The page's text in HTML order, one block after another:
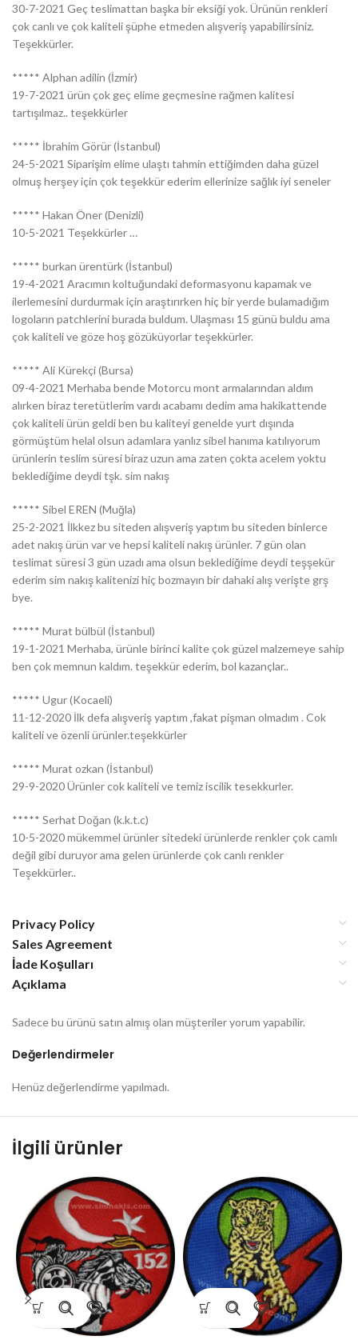
30-7-2021 Geç teslimattan başka bir eksiği yok. Ürünün renkleri
çok canlı ve çok kaliteli şüphe etmeden alışveriş yapabilirsiniz.
Teşekkürler.
***** Alphan adilin (İzmir)
19-7-2021 ürün çok geç elime geçmesine rağmen kalitesi
tartışılmaz.. teşekkürler
***** İbrahim Görür (İstanbul)
24-5-2021 Siparişim elime ulaştı tahmin ettiğimden daha güzel
olmuş herşey için çok teşekkür ederim ellerinize sağlık iyi seneler
***** Hakan Öner (Denizli)
10-5-2021 Teşekkürler …
***** burkan ürentürk (İstanbul)
19-4-2021 Aracımın koltuğundaki deformasyonu kapamak ve
ilerlemesini durdurmak için araştırırken hiç bir yerde bulamadığım
logoların patchlerini burada buldum. Ulaşması 15 günü buldu ama
çok kaliteli ve göze hoş gözüküyorlar teşekkürler.
***** Ali Kürekçi (Bursa)
09-4-2021 Merhaba bende Motorcu mont armalarından aldım
alırken biraz teretütlerim vardı acabamı dedim ama hakikattende
çok kaliteli ürün geldi ben bu kaliteyi genelde yurt dışında
görmüştüm helal olsun adamlara yanlız sibel hanıma katılıyorum
ürünlerin teslim süresi biraz uzun ama zaten çokta acelem yoktu
beklediğime deydi tşk. sim nakış
***** Sibel EREN (Muğla)
25-2-2021 İlkkez bu siteden alışveriş yaptım bu siteden binlerce
adet nakış ürün var ve hepsi kaliteli nakış ürünler. 7 gün olan
teslimat süresi 3 gün uzadı ama olsun beklediğime deydi teşşekür
ederim sim nakış kalitenizi hiç bozmayın bir dahaki alış verişte grş
bye.
***** Murat bülbül (İstanbul)
19-1-2021 Merhaba, ürünle birinci kalite çok güzel malzemeye sahip
ben çok memnun kaldım. teşekkür ederim, bol kazançlar..
***** Ugur (Kocaeli)
11-12-2020 İlk defa alışveriş yaptım ,fakat pişman olmadım . Cok
kaliteli ve özenli ürünler.teşekkürler
***** Murat ozkan (İstanbul)
29-9-2020 Ürünler cok kaliteli ve temiz iscilik tesekkurler.
***** Serhat Doğan (k.k.t.c)
10-5-2020 mükemmel ürünler sitedeki ürünlerde renkler çok camlı
değil gibi duruyor ama gelen ürünlerde çok canlı renkler
Teşekkürler..
Privacy Policy
Sales Agreement
İade Koşulları
Açıklama
Değerlendirmeler
Henüz değerlendirme yapılmadı.
Sadece bu ürünü satın almış olan müşteriler yorum yapabilir.
İlgili ürünler